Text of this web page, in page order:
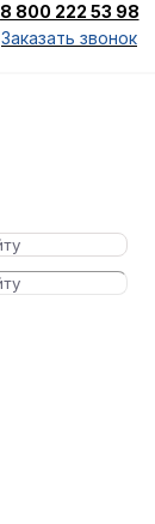
8 800 222 53 98
Заказать звонок